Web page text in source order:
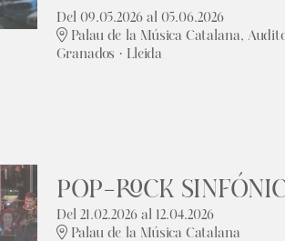
Del 09.05.2026al 05.06.2026
Palau de la Música Catalana,
Granados · Lleida
POP-ROCK
Del 21.02.2026al 12.04.2026
Palau de la Música Catalana